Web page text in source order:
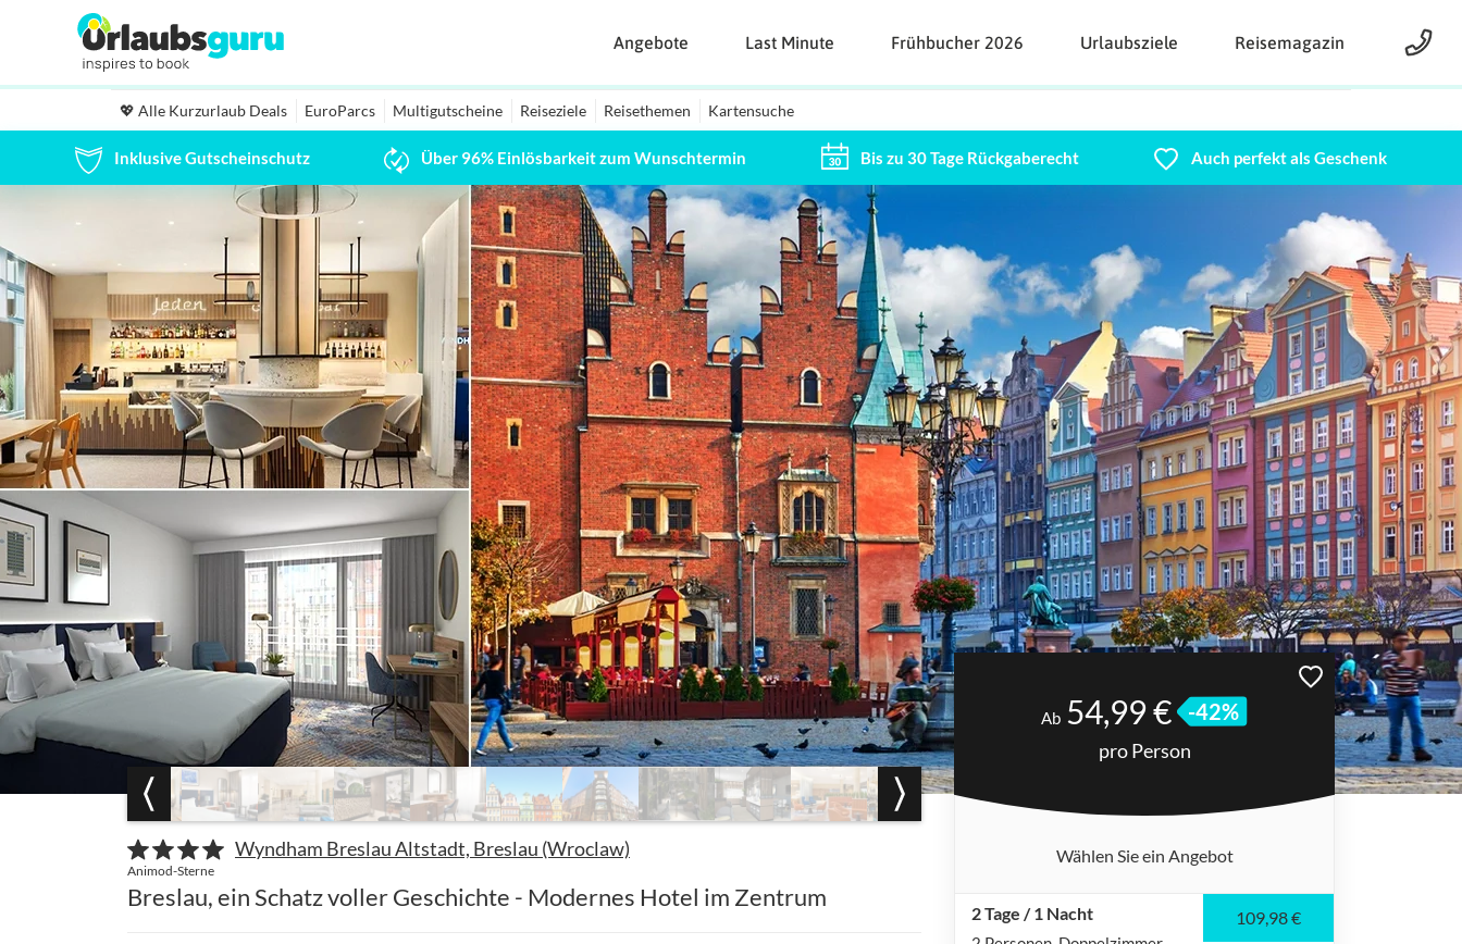
Angebote Last Minute Frühbucher 2026 Urlaubsziele Reisemagazin
💖 Alle Kurzurlaub Deals EuroParcs Multigutscheine Reiseziele Reisethemen Kartensuche
Inklusive Gutscheinschutz Über 96% Einlösbarkeit zum Wunschtermin Bis zu 30 Tage Rückgaberecht Auch perfekt als Geschenk
Animod-Sterne
Wyndham Breslau Altstadt, Breslau (Wroclaw)
Breslau, ein Schatz voller Geschichte - Modernes Hotel im Zentrum
Ab 54,99 € -42%
pro Person
Wählen Sie ein Angebot
2 Tage / 1 Nacht 109,98 €